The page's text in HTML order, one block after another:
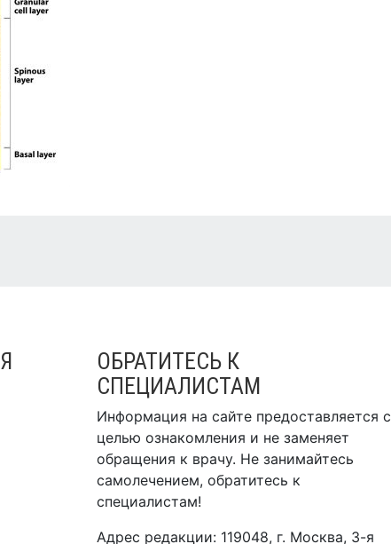
ОБРАТИТЕСЬ К
СПЕЦИАЛИСТАМ
Информация на сайте предоставляется с
целью ознакомления и не заменяет
обращения к врачу. Не занимайтесь
самолечением, обратитесь к
специалистам!
Адрес редакции: 119048, г. Москва, 3-я